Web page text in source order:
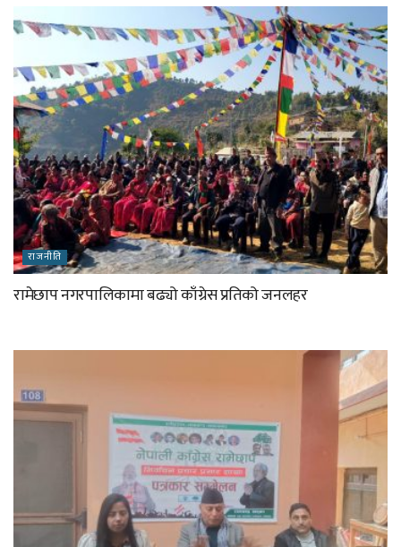
राजनीति
रामेछाप नगरपालिकामा बढ्यो काँग्रेस प्रतिको जनलहर